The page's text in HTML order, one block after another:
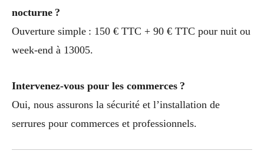
nocturne ?
Ouverture simple : 150 € TTC + 90 € TTC pour nuit ou
week-end à 13005.
Intervenez-vous pour les commerces ?
Oui, nous assurons la sécurité et l’installation de
serrures pour commerces et professionnels.